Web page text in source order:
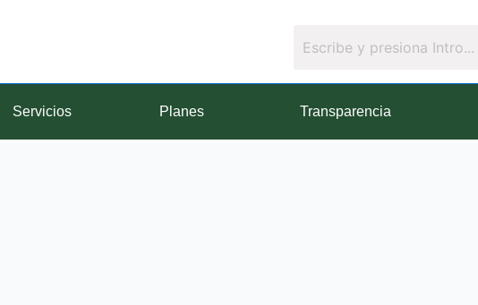
Servicios Planes Transparencia